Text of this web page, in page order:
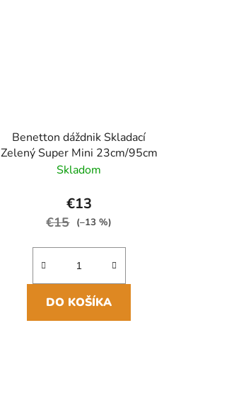
Benetton dáždnik Skladací
Zelený Super Mini 23cm/95cm
Skladom
€13
€15 (–13 %)
DO KOŠÍKA